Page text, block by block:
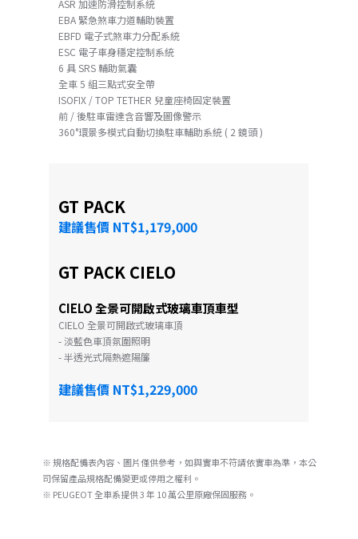
ASR 加速防滑控制系統
EBA 緊急煞車力道輔助裝置
EBFD 電子式煞車力分配系統
ESC 電子車身穩定控制系統
6 具 SRS 輔助氣囊
全車 5 組三點式安全帶
ISOFIX / TOP TETHER 兒童座椅固定裝置
前 / 後駐車雷達含音響及圖像警示
360°環景多模式自動切換駐車輔助系統 ( 2 鏡頭 )
GT PACK
建議售價 NT$1,179,000
GT PACK CIELO
CIELO 全景可開啟式玻璃車頂車型
CIELO 全景可開啟式玻璃車頂
- 淡藍色車頂氛圍照明
- 半透光式隔熱遮陽簾
建議售價 NT$1,229,000
※ 規格配備表內容、圖片僅供參考，如與實車不符請依實車為準，本公
司保留產品規格配備變更或停用之權利。
※ PEUGEOT 全車系提供 3 年 10 萬公里原廠保固服務。